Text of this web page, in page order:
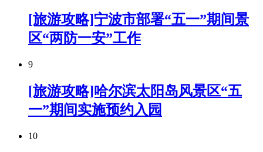
[旅游攻略]宁波市部署“五一”期间景
区“两防一安”工作
9
[旅游攻略]哈尔滨太阳岛风景区“五
一”期间实施预约入园
10